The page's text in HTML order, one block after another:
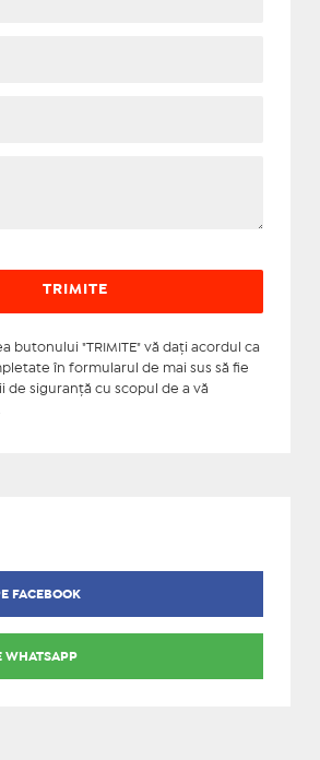
butonului "TRIMITE" vă daţi acordul ca
în formularul de mai sus să fie
de siguranţă cu scopul de a vă
FACEBOOK
WHATSAPP